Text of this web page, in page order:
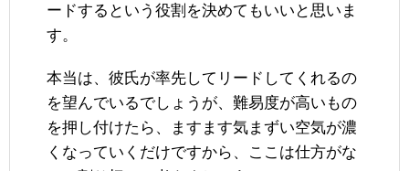
ードするという役割を決めてもいいと思いま
す。
本当は、彼氏が率先してリードしてくれるの
を望んでいるでしょうが、難易度が高いもの
を押し付けたら、ますます気まずい空気が濃
くなっていくだけですから、ここは仕方がな